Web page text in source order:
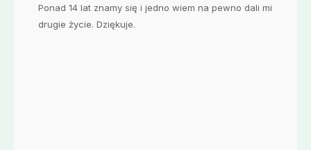
Ponad 14 lat znamy się i jedno wiem na pewno dali mi
drugie życie. Dziękuje.